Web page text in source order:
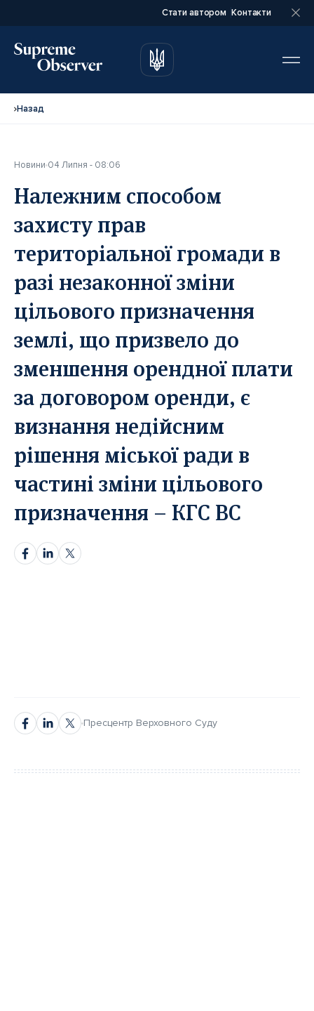
Стати автором Контакти
Повне ім’я*
Email*
Ваша посада*
Прікріпіть статтю*
Перетягніть документ або Оберіть тут
Надсилаючи ваш матеріал, ви автоматично погоджуєтесь з
нашою Політикою конфіденційнсті.
Назад
Новини 04 Липня - 08:06
Належним способом
захисту прав
територіальної громади в
разі незаконної зміни
цільового призначення
землі, що призвело до
зменшення орендної плати
за договором оренди, є
визнання недійсним
рішення міської ради в
частині зміни цільового
призначення – КГС ВС
Пресцентр Верховного Суду
Повне ім’я*
Email*
Ваша посада*
Прікріпіть статтю*
Перетягніть документ або Оберіть тут
Надсилаючи ваш матеріал, ви автоматично погоджуєтесь з
нашою Політикою конфіденційнсті.